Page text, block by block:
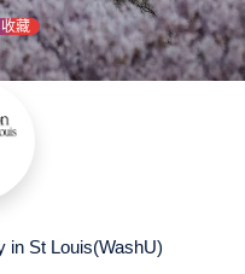
收藏
in St Louis(WashU)